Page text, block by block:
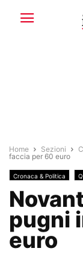
Home Sezioni
faccia per 60 euro
Cronaca & Politica
pugni
euro